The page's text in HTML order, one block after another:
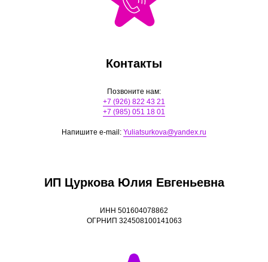
Контакты
Позвоните нам:
+7 (926) 822 43 21
+7 (985) 051 18 01
Напишите e-mail: Yuliatsurkova@yandex.ru
ИП Цуркова Юлия Евгеньевна
ИНН 501604078862
ОГРНИП 324508100141063